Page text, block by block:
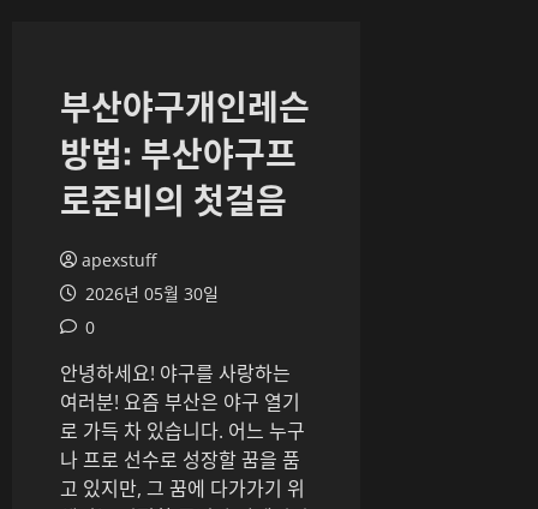
부산야구개인레슨
방법: 부산야구프
로준비의 첫걸음
apexstuff
2026년 05월 30일
0
안녕하세요! 야구를 사랑하는
여러분! 요즘 부산은 야구 열기
로 가득 차 있습니다. 어느 누구
나 프로 선수로 성장할 꿈을 품
고 있지만, 그 꿈에 다가가기 위